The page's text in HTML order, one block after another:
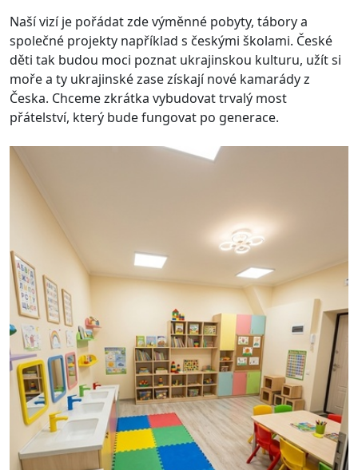
Naší vizí je pořádat zde výměnné pobyty, tábory a
společné projekty například s českými školami. České
děti tak budou moci poznat ukrajinskou kulturu, užít si
moře a ty ukrajinské zase získají nové kamarády z
Česka. Chceme zkrátka vybudovat trvalý most
přátelství, který bude fungovat po generace.